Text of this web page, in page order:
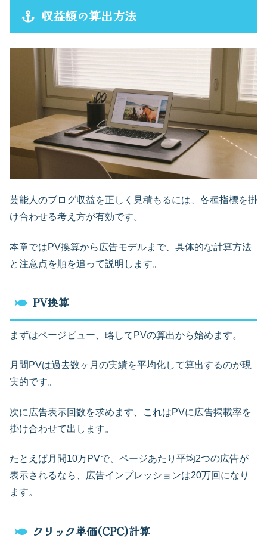
収益額の算出方法
芸能人のブログ収益を正しく見積もるには、各種指標を掛
け合わせる考え方が有効です。
本章ではPV換算から広告モデルまで、具体的な計算方法
と注意点を順を追って説明します。
PV換算
まずはページビュー、略してPVの算出から始めます。
月間PVは過去数ヶ月の実績を平均化して算出するのが現
実的です。
次に広告表示回数を求めます、これはPVに広告掲載率を
掛け合わせて出します。
たとえば月間10万PVで、ページあたり平均2つの広告が
表示されるなら、広告インプレッションは20万回になり
ます。
クリック単価(CPC)計算